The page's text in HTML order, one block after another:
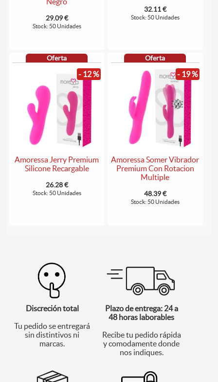
29.09 €
Stock: 50 Unidades
32.11 €
Stock: 50 Unidades
Oferta
- 12 %
Amoressa Jerry Premium
Silicone Recargable
26.28 €
Stock: 50 Unidades
Oferta
- 19 %
Amoressa Somer Vibrador
Premium Con Rotacion
Multiple
48.39 €
Stock: 50 Unidades
Discreción total
Tu pedido se entregará
sin distintivos ni
marcas.
Plazo de entrega: 24 a
48 horas laborables
Recibe tu pedido rápida
y comodamente donde
nos indiques.